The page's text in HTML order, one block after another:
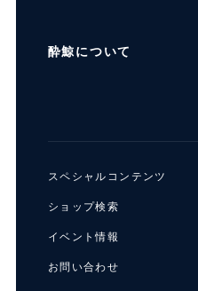
酔鯨について
スペシャルコンテンツ
ショップ検索
イベント情報
お問い合わせ